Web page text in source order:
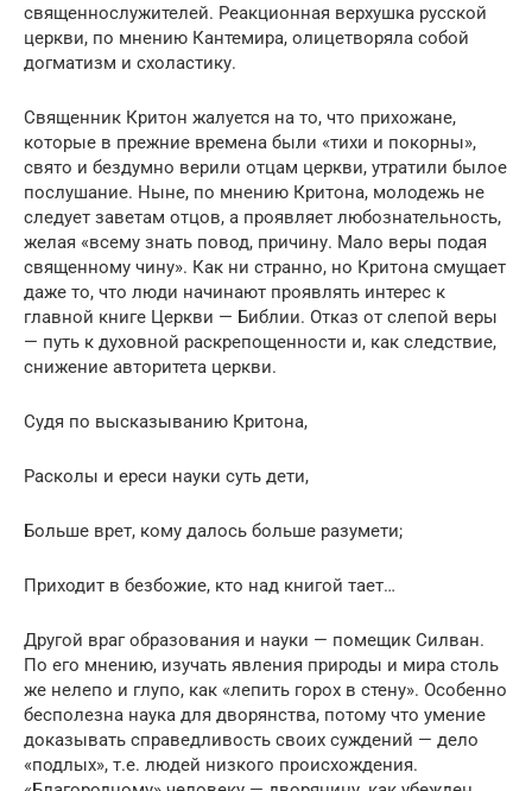
священнослужителей. Реакционная верхушка русской
церкви, по мнению Кантемира, олицетворяла собой
догматизм и схоластику.
Священник Критон жалуется на то, что прихожане,
которые в прежние времена были «тихи и покорны»,
свято и бездумно верили отцам церкви, утратили былое
послушание. Ныне, по мнению Критона, молодежь не
следует заветам отцов, а проявляет любознательность,
желая «всему знать повод, причину. Мало веры подая
священному чину». Как ни странно, но Критона смущает
даже то, что люди начинают проявлять интерес к
главной книге Церкви — Библии. Отказ от слепой веры
— путь к духовной раскрепощенности и, как следствие,
снижение авторитета церкви.
Судя по высказыванию Критона,
Расколы и ереси науки суть дети,
Больше врет, кому далось больше разумети;
Приходит в безбожие, кто над книгой тает…
Другой враг образования и науки — помещик Силван.
По его мнению, изучать явления природы и мира столь
же нелепо и глупо, как «лепить горох в стену». Особенно
бесполезна наука для дворянства, потому что умение
доказывать справедливость своих суждений — дело
«подлых», т.е. людей низкого происхождения.